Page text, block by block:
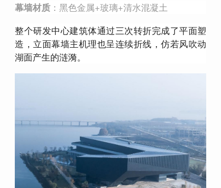
幕墙材质 ：黑色金属+玻璃+清水混凝土
整个研发中心建筑体通过三次转折完成了平面塑
造，立面幕墙主机理也呈连续折线，仿若风吹动
湖面产生的涟漪。